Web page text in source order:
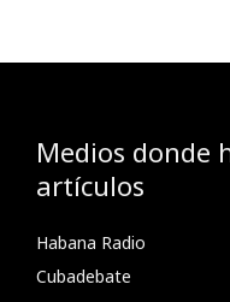
Medios donde
artículos
Habana Radio
Cubadebate